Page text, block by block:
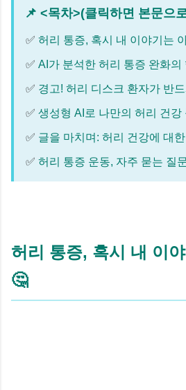
📌 <목차>(클릭하면 본문으
허리 통증, 혹시 내 이야기는
AI가 분석한 허리 통증 완화의
경고! 허리 디스크 환자가 반
생성형 AI로 나만의 허리 건강
글을 마치며: 허리 건강에 대
허리 통증 운동, 자주 묻는 질
허리 통증, 혹시 내 이
🤔